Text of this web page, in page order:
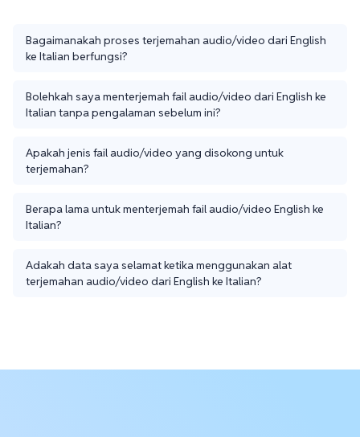
Bagaimanakah proses terjemahan audio/video dari English
ke Italian berfungsi?
Bolehkah saya menterjemah fail audio/video dari English ke
Italian tanpa pengalaman sebelum ini?
Apakah jenis fail audio/video yang disokong untuk
terjemahan?
Berapa lama untuk menterjemah fail audio/video English ke
Italian?
Adakah data saya selamat ketika menggunakan alat
terjemahan audio/video dari English ke Italian?